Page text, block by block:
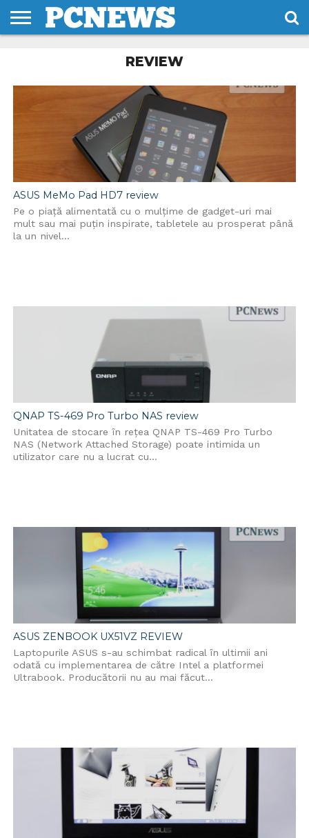
REVIEW
ASUS MeMo Pad HD7 review
Pe o piață alimentată cu o mulțime de gadget-uri mai
mult sau mai puțin inspirate, tabletele au prosperat până
la un nivel...
QNAP TS-469 Pro Turbo NAS review
Unitatea de stocare în rețea QNAP TS-469 Pro Turbo
NAS (Network Attached Storage) poate intimida un
utilizator care nu a lucrat cu...
ASUS ZENBOOK UX51VZ REVIEW
Laptopurile ASUS s-au schimbat radical în ultimii ani
odată cu implementarea de către Intel a platformei
Ultrabook. Producătorii nu au mai făcut...